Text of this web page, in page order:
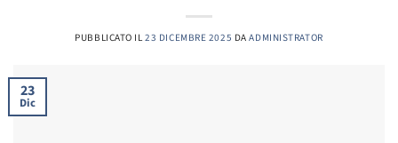
PUBBLICATO IL23 DICEMBRE 2025 DAADMINISTRATOR
23
Dic